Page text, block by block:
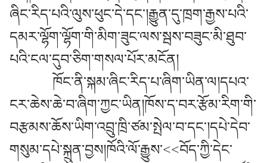
ཞིང་རིད་པའི་ལུས་ཕུང་དེ་དང་།རྒྱུན་དུ་ཁྲག་རྒྱས་པའི་
དམར་ལྷོག་ལྷོག་གི་མིག་ཟུང་ལས་སྦས་བཟུང་མི་ཐུབ་
པའི་ངལ་དུབ་ཅིག་གསལ་པོར་མངོན།
ཁོང་ནི་སྐམ་ཞིང་རིད་པ་ཞིག་ཡིན་ལ།དཔའ་
ངར་ཆེས་ཆེ་བ་ཞིག་ཀྱང་ཡིན།ཁོས་ད་བར་རྩོམ་རིག་གི་
བརྩམས་ཆོས་ཡིག་འབྲུ་ཁྲི་ཙམ་སྤེལ་བ་དང་།དཔེ་དེབ་
གསུམ་དཔེ་སྐྲུན་བྱས།ཁོའི་ལོ་རྒྱུས་<<བོད་ཀྱི་དེང་